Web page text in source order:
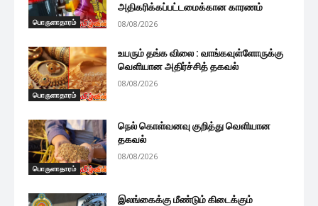
பொருளாதாரம்
அதிகரிக்கப்பட்டமைக்கான காரணம்
08/08/2026
பொருளாதாரம்
உயரும் தங்க விலை : வாங்கவுள்ளோருக்கு
வெளியான அதிர்ச்சித் தகவல்
08/08/2026
பொருளாதாரம்
நெல் கொள்வனவு குறித்து வெளியான
தகவல்
08/08/2026
இலங்கைக்கு மீண்டும் கிடைக்கும்